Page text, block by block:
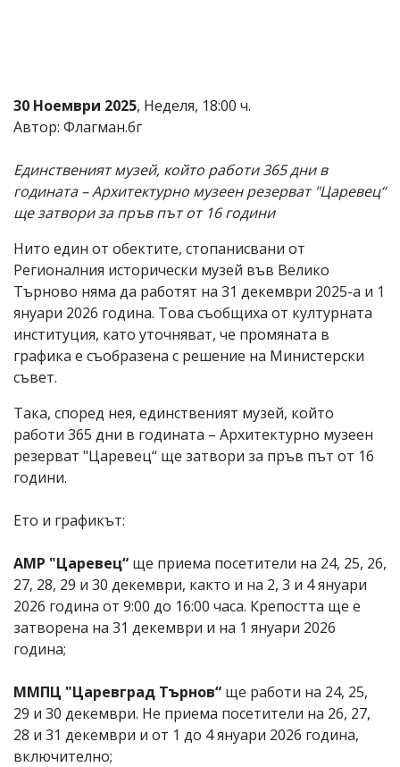
от
читателите
и
не
носи
отговорност
за
Ако
обиден
за
вас
коментар,
моля
сигнализирайте
ни!
30 Ноември 2025, Неделя, 18:00 ч.
Автор: Флагман.бг
Единственият музей, който работи 365 дни в
годината – Архитектурно музеен резерват "Царевец“
ще затвори за пръв път от 16 години
Нито един от обектите, стопанисвани от
Регионалния исторически музей във Велико
Търново няма да работят на 31 декември 2025-а и 1
януари 2026 година. Това съобщиха от културната
институция, като уточняват, че промяната в
графика е съобразена с решение на Министерски
съвет.
Така, според нея, единственият музей, който
работи 365 дни в годината – Архитектурно музеен
резерват "Царевец“ ще затвори за пръв път от 16
години.
Ето и графикът:
АМР "Царевец“ ще приема посетители на 24, 25, 26,
27, 28, 29 и 30 декември, както и на 2, 3 и 4 януари
2026 година от 9:00 до 16:00 часа. Крепостта ще е
затворена на 31 декември и на 1 януари 2026
година;
ММПЦ "Царевград Търнов“ ще работи на 24, 25,
29 и 30 декември. Не приема посетители на 26, 27,
28 и 31 декември и от 1 до 4 януари 2026 година,
включително;